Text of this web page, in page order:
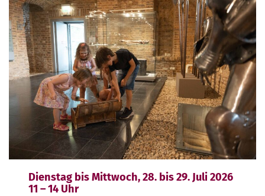
Dienstag bis Mittwoch, 28. bis 29. Juli 2026
11 – 14 Uhr